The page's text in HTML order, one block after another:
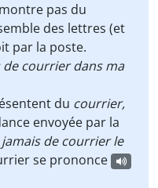
pas du
des lettres (et
par la poste.
de courrier dans ma
du courrier,
envoyée par la
jamais de courrier le
se prononce